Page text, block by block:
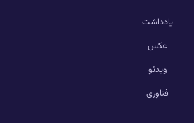
یادداشت
عکس
ویدئو
فناوری